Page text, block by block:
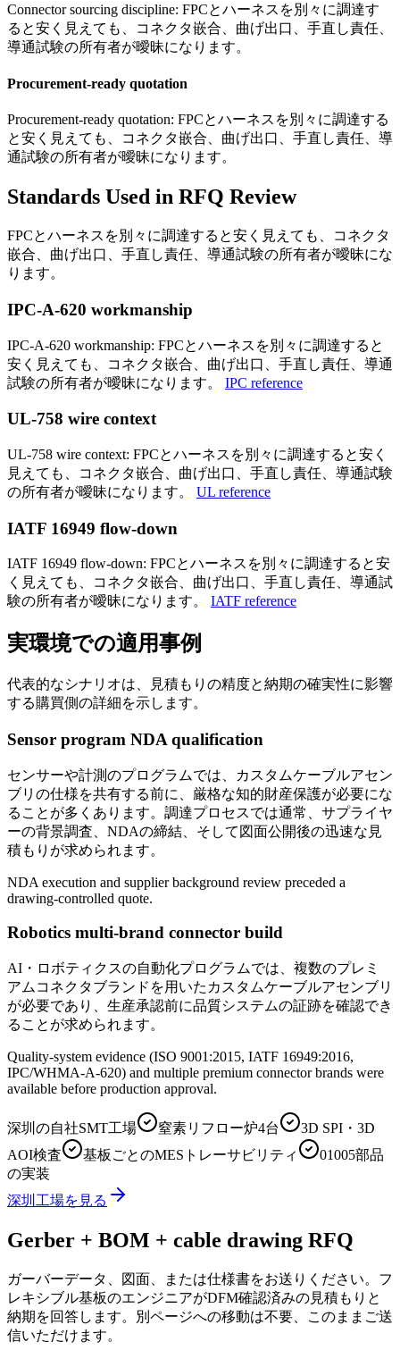
Connector sourcing discipline: FPCとハーネスを別々に調達す
ると安く見えても、コネクタ嵌合、曲げ出口、手直し責任、
導通試験の所有者が曖昧になります。
Procurement-ready quotation
Procurement-ready quotation: FPCとハーネスを別々に調達する
と安く見えても、コネクタ嵌合、曲げ出口、手直し責任、導
通試験の所有者が曖昧になります。
Standards Used in RFQ Review
FPCとハーネスを別々に調達すると安く見えても、コネクタ
嵌合、曲げ出口、手直し責任、導通試験の所有者が曖昧にな
ります。
IPC-A-620 workmanship
IPC-A-620 workmanship: FPCとハーネスを別々に調達すると
安く見えても、コネクタ嵌合、曲げ出口、手直し責任、導通
試験の所有者が曖昧になります。
IPC reference
UL-758 wire context
UL-758 wire context: FPCとハーネスを別々に調達すると安く
見えても、コネクタ嵌合、曲げ出口、手直し責任、導通試験
の所有者が曖昧になります。
UL reference
IATF 16949 flow-down
IATF 16949 flow-down: FPCとハーネスを別々に調達すると安
く見えても、コネクタ嵌合、曲げ出口、手直し責任、導通試
験の所有者が曖昧になります。
IATF reference
実環境での適用事例
代表的なシナリオは、見積もりの精度と納期の確実性に影響
する購買側の詳細を示します。
Sensor program NDA qualification
センサーや計測のプログラムでは、カスタムケーブルアセン
ブリの仕様を共有する前に、厳格な知的財産保護が必要にな
ることが多くあります。調達プロセスでは通常、サプライヤ
ーの背景調査、NDAの締結、そして図面公開後の迅速な見
積もりが求められます。
NDA execution and supplier background review preceded a
drawing-controlled quote.
Robotics multi-brand connector build
AI・ロボティクスの自動化プログラムでは、複数のプレミ
アムコネクタブランドを用いたカスタムケーブルアセンブリ
が必要であり、生産承認前に品質システムの証跡を確認でき
ることが求められます。
Quality-system evidence (ISO 9001:2015, IATF 16949:2016,
IPC/WHMA-A-620) and multiple premium connector brands were
available before production approval.
深圳の自社SMT工場 窒素リフロー炉4台
3D SPI・3D
AOI検査
基板ごとのMESトレーサビリティ
01005部品
の実装
深圳工場を見る
Gerber + BOM + cable drawing RFQ
ガーバーデータ、図面、または仕様書をお送りください。フ
レキシブル基板のエンジニアがDFM確認済みの見積もりと
納期を回答します。別ページへの移動は不要、このままご送
信いただけます。